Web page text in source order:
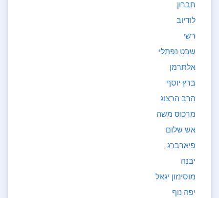
חברון
לודיוב
רשי
שבט נפתלי
אלתרמן
ברץ יוסף
הרב הרצוג
מרכוס משה
אש שלום
פיארברג
יבנה
מוסינזון יגאל
יפה נוף